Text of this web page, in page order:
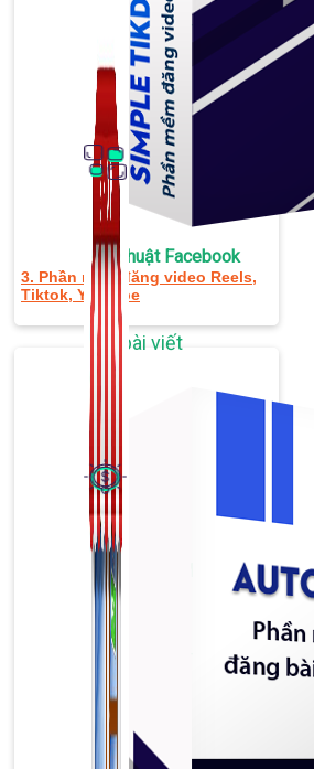
1,066 bài viết
Thủ Thuật Facebook
536 bài viết
Kiếm Tiền MMO
1,422 bài viết
3. Phần mềm đăng video Reels,
Tiktok, Youtube